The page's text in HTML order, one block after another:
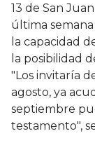
13 de San
última
la capacidad
la posibilidad
"Los invitaría
agosto, ya
septiembre
testamento",